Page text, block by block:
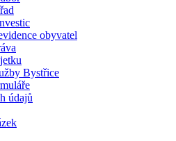
obyvatel
Bystřice
údajů